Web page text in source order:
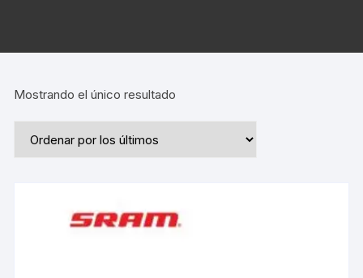
Mostrando el único resultado